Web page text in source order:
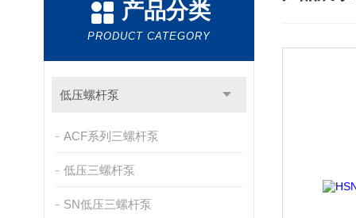
产品分类
PRODUCT CATEGORY
低压螺杆泵
ACF系列三螺杆泵
低压三螺杆泵
SN低压三螺杆泵